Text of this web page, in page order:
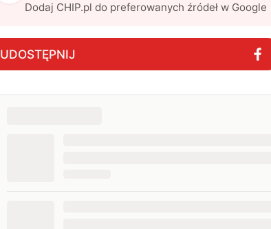
Dodaj CHIP.pl do preferowanych źródeł w Google
UDOSTĘPNIJ